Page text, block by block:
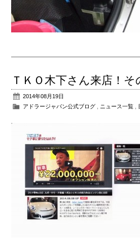
ＴＫＯ木下さん来店！そ
2014年08月19日
アドラージャパン公式ブログ
ニュース一覧